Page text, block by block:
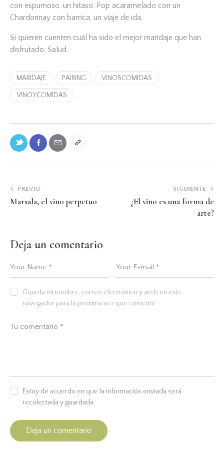
con espumoso, un hitaso. Pop acaramelado con un
Chardonnay con barrica, un viaje de ida.
Si quieren cuenten cuál ha sido el mejor maridaje que han
disfrutado. Salud.
MARIDAJE PAIRING VINOSCOMIDAS
VINOYCOMIDAS
PREVIO
Marsala, el vino perpetuo
SIGUIENTE
¿El vino es una forma de
arte?
Deja un comentario
Guarda mi nombre, correo electrónico y web en este
navegador para la próxima vez que comente.
Estoy de acuerdo en que la información enviada será
recolectada y guardada.